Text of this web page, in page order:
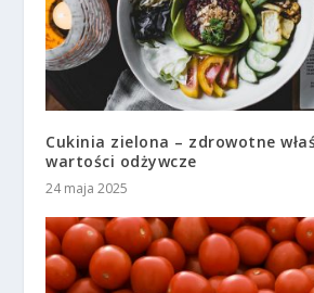
Cukinia zielona – zdrowotne
wartości odżywcze
24 maja 2025